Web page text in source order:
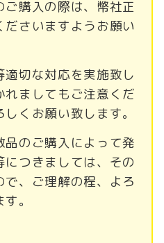
購入の際は、幣社正
さいますようお願い
切な対応を実施致し
ましてもご注意くだ
くお願い致します。
のご購入によって発
つきましては、その
、ご理解の程、よろ
。